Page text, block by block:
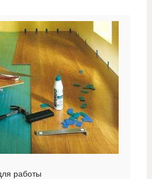
работы